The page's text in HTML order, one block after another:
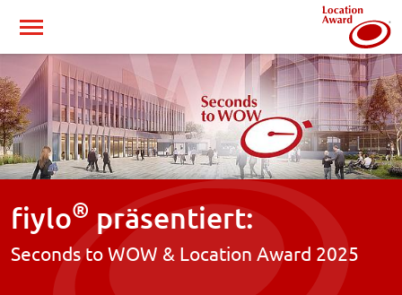
fiylo®präsentiert:
Seconds to WOW & Location Award 2025